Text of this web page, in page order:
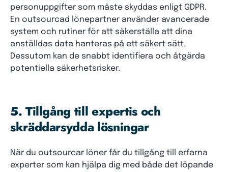
personuppgifter som måste skyddas enligt GDPR.
En outsourcad lönepartner använder avancerade
system och rutiner för att säkerställa att dina
anställdas data hanteras på ett säkert sätt.
Dessutom kan de snabbt identifiera och åtgärda
potentiella säkerhetsrisker.
5. Tillgång till expertis och
skräddarsydda lösningar
När du outsourcar löner får du tillgång till erfarna
experter som kan hjälpa dig med både det löpande